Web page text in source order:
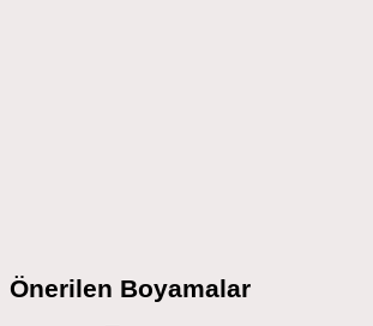
Önerilen Boyamalar